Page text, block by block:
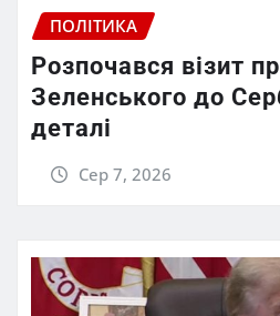
ПОЛІТИКА
Розпочався візит
Зеленського до
деталі
Сер 7, 2026